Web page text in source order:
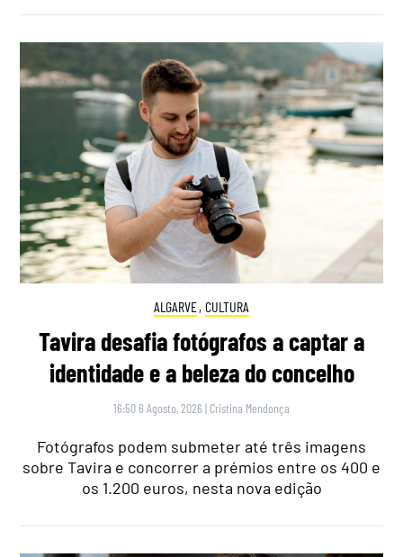
ALGARVE, CULTURA
Tavira desafia fotógrafos a captar a
identidade e a beleza do concelho
16:50 6 Agosto, 2026 | Cristina Mendonça
Fotógrafos podem submeter até três imagens
sobre Tavira e concorrer a prémios entre os 400 e
os 1.200 euros, nesta nova edição